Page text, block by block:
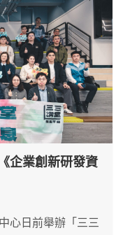
企業創新研發資
日前舉辦「三三